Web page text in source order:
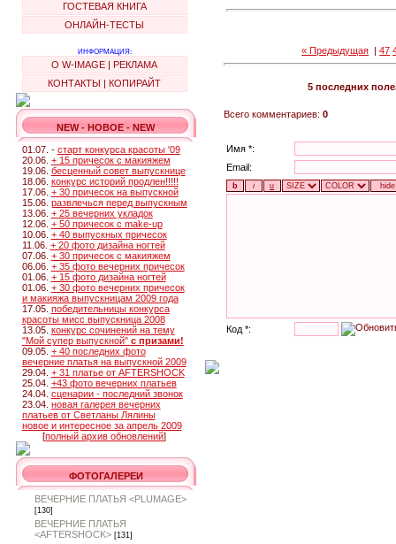
ГОСТЕВАЯ КНИГА
ОНЛАЙН-ТЕСТЫ
ИНФОРМАЦИЯ:
О W-IMAGE | РЕКЛАМА
КОНТАКТЫ | КОПИРАЙТ
NEW - НОВОЕ - NEW
01.07. - старт конкурса красоты '09
20.06. + 15 причесок с макияжем
19.06. бесценный совет выпускнице
18.06. конкурс историй продлен!!!!!
17.06. + 30 причесок на выпускной
15.06. развлечься перед выпускным
13.06. + 25 вечерних укладок
12.06. + 50 причесок с make-up
10.06. + 40 выпускных причесок
11.06. + 20 фото дизайна ногтей
07.06. + 30 причесок с макияжем
06.06. + 35 фото вечерних причесок
01.06. + 15 фото дизайна ногтей
01.06. + 30 фото вечерних причесок
и макияжа выпускницам 2009 года
17.05. победительницы конкурса
красоты мисс выпускница 2008
13.05. конкурс сочинений на тему
"Мой супер выпускной" с призами!
09.05. + 40 последних фото
вечерние платья на выпускной 2009
29.04. + 31 платье от AFTERSHOCK
25.04. +43 фото вечерних платьев
24.04. сценарии - последний звонок
23.04. новая галерея вечерних
платьев от Светланы Лялины
новое и интересное за апрель 2009
[полный архив обновлений]
ФОТОГАЛЕРЕИ
ВЕЧЕРНИЕ ПЛАТЬЯ <PLUMAGE>
[130]
ВЕЧЕРНИЕ ПЛАТЬЯ
<AFTERSHOCK> [131]
« Предыдущая |47
5 последних
Всего комментариев: 0
Имя *:
Email:
Код *: